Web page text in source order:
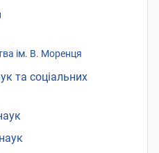
ім. В. Моренця
та соціальних